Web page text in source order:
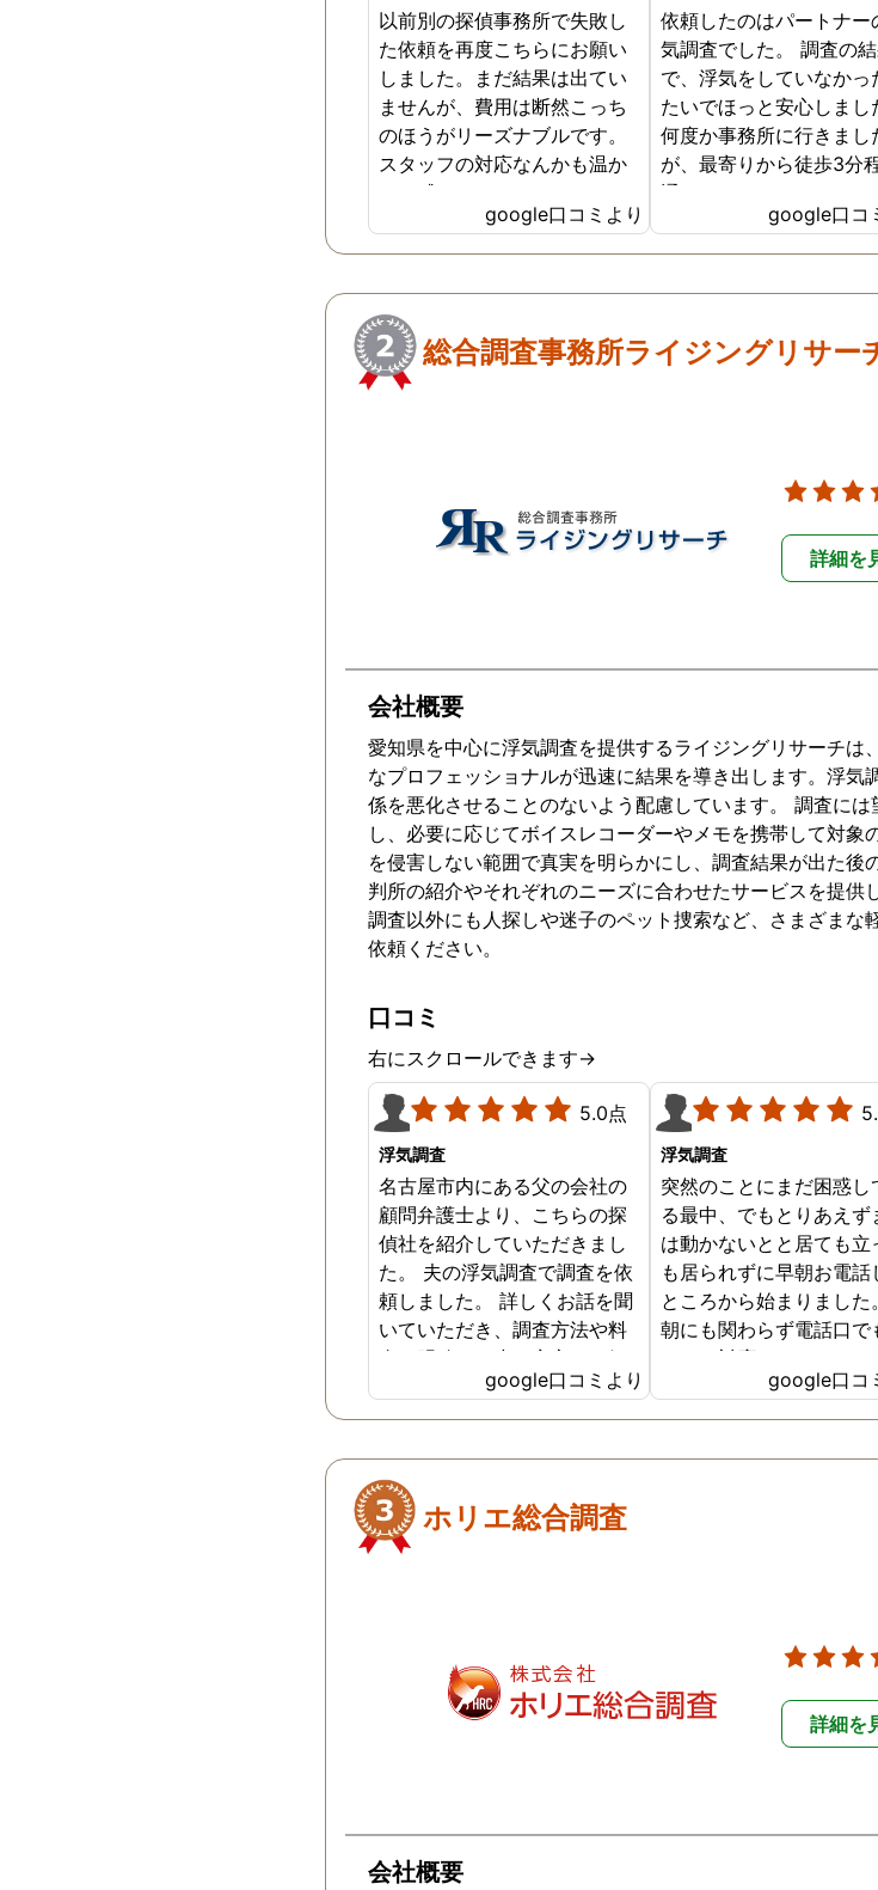
以前別の探偵事務所で失敗し
た依頼を再度こちらにお願い
しました。まだ結果は出てい
ませんが、費用は断然こっち
のほうがリーズナブルです。
スタッフの対応なんかも温か
みを感じます。はじめからこ
ちらにすればよかったです😢
…
google口コミより
依頼したのはパートナー
気調査でした。 調査の
で、浮気をしていなかっ
たいでほっと安心しまし
何度か事務所に行きまし
が、最寄りから徒歩3分
通いやすかったです。
google口コ
総合調査事務所ライジングリサー
詳細を
会社概要
愛知県を中心に浮気調査を提供するライジングリサーチは
なプロフェッショナルが迅速に結果を導き出します。浮気
係を悪化させることのないよう配慮しています。 調査に
し、必要に応じてボイスレコーダーやメモを携帯して対
を侵害しない範囲で真実を明らかにし、調査結果が出た
判所の紹介やそれぞれのニーズに合わせたサービスを提
調査以外にも人探しや迷子のペット捜索など、さまざまな
依頼ください。
口コミ
右にスクロールできます→
5.0点
浮気調査
名古屋市内にある父の会社の
顧問弁護士より、こちらの探
偵社を紹介していただきまし
た。 夫の浮気調査で調査を依
頼しました。 詳しくお話を聞
いていただき、調査方法や料
金も明確で、少し安心した気
持ちになりました。 こちらに
ご依頼する前に、数社に問い
答ばかりで具体的な料金な
ど、お電話では説明はなかっ
たです。 今回の浮気調査は証
拠が取れるまでに1か月以上、
貞の証拠が取れました。 弁護
士事務所が紹介することはあ
google口コミより
浮気調査
突然のことにまだ困惑し
る最中、でもとりあえず
は動かないとと居ても立
も居られずに早朝お電話
ところから始まりました
朝にも関わらず電話口で
っかり対応していただき
の後契約させていただき
話になりました。 契約
もこちらの想像を遥かに
るスピーディーさで動き
てくださり、しっかり誠
真摯に向き合って調査し
google口コ
ホリエ総合調査
詳細を
会社概要